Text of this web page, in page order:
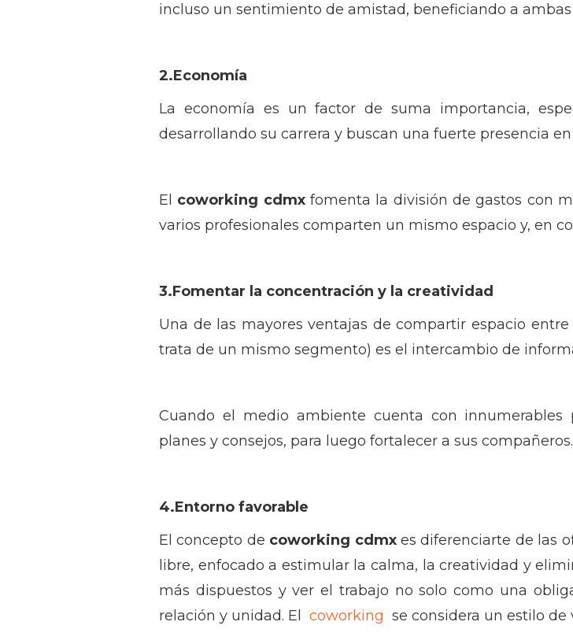
incluso un sentimiento de amistad, beneficiando a ambas
2.Economía
La economía es un factor de suma importancia,
desarrollando su carrera y buscan una fuerte presencia
El coworking cdmxfomenta la división de gastos con
varios profesionales comparten un mismo espacio y, en
3.Fomentar la concentración y la creatividad
Una de las mayores ventajas de compartir espacio
trata de un mismo segmento) es el intercambio de
Cuando el medio ambiente cuenta con innumerables
planes y consejos, para luego fortalecer a sus compañeros.
4.Entorno favorable
El concepto de coworking cdmxes diferenciarte de las
libre, enfocado a estimular la calma, la creatividad y
más dispuestos y ver el trabajo no solo como una
relación y unidad. El
coworking se considera un estilo de